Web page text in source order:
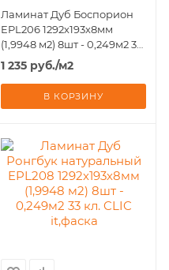
Ламинат Дуб Боспорион
EPL206 1292х193х8мм
(1,9948 м2) 8шт - 0,249м2 32
кл. CLIC it,фаска
1 235 руб./м2
В КОРЗИНУ